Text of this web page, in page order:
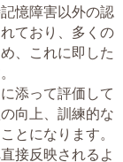
憶障害以外の認
ており、多くの
、これに即した
添って評価して
向上、訓練的な
とになります。
接反映されるよ